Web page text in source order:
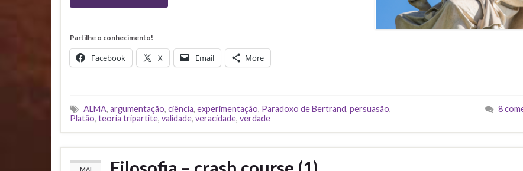
Partilhe o conhecimento!
Facebook X Email More
ALMA, argumentação, ciência, experimentação, Paradoxo de Bertrand, persuasão,
Platão, teoria tripartite, validade, veracidade, verdade
8
MAI